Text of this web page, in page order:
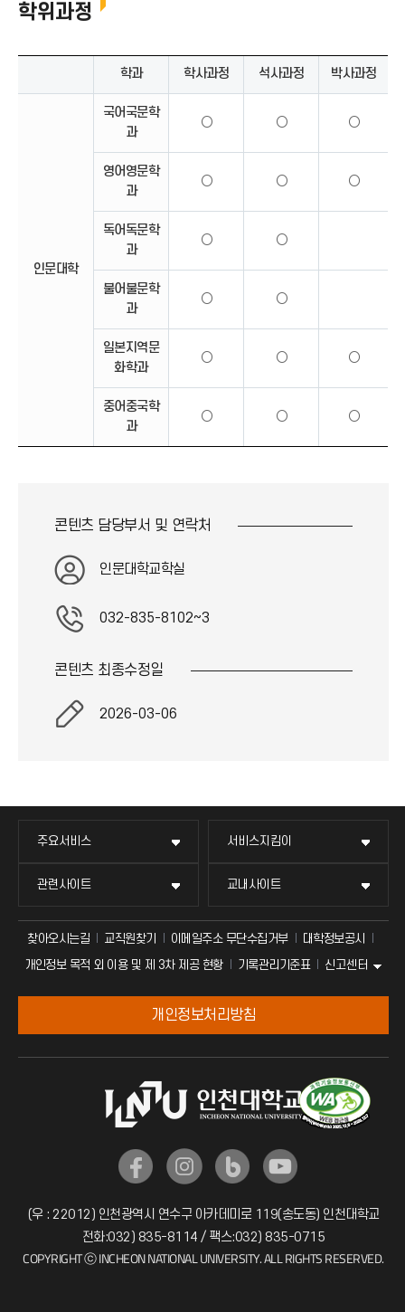
학위과정
학과 학사과정 석사과정 박사과정
인문대학
국어국문학
과
○ ○ ○
영어영문학
과
○ ○ ○
독어독문학
과
○ ○
불어불문학
과
○ ○
일본지역문
화학과
○ ○ ○
중어중국학
과
○ ○ ○
콘텐츠 담당부서 및 연락처
인문대학교학실
032-835-8102~3
콘텐츠 최종수정일
2026-03-06
주요서비스 서비스지킴이
관련사이트 교내사이트
찾아오시는길 교직원찾기 이메일주소 무단수집거부
대학정보공시
개인정보 목적 외 이용 및 제 3차 제공 현황
기록관리기준표 신고센터
개인정보처리방침
(우 : 22012) 인천광역시 연수구 아카데미로 119(송도동) 인천대학교
전화:032) 835-8114 / 팩스:032) 835-0715
COPYRIGHT ⓒ INCHEON NATIONAL UNIVERSITY. ALL RIGHTS RESERVED.